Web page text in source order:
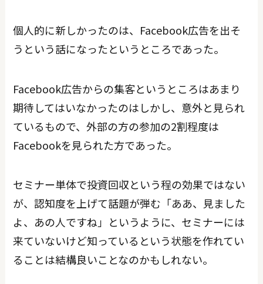
個人的に新しかったのは、Facebook広告を出そ
うという話になったというところであった。
Facebook広告からの集客というところはあまり
期待してはいなかったのはしかし、意外と見られ
ているもので、外部の方の参加の2割程度は
Facebookを見られた方であった。
セミナー単体で投資回収という程の効果ではない
が、認知度を上げて話題が弾む「ああ、見ました
よ、あの人ですね」というように、セミナーには
来ていないけど知っているという状態を作れてい
ることは結構良いことなのかもしれない。